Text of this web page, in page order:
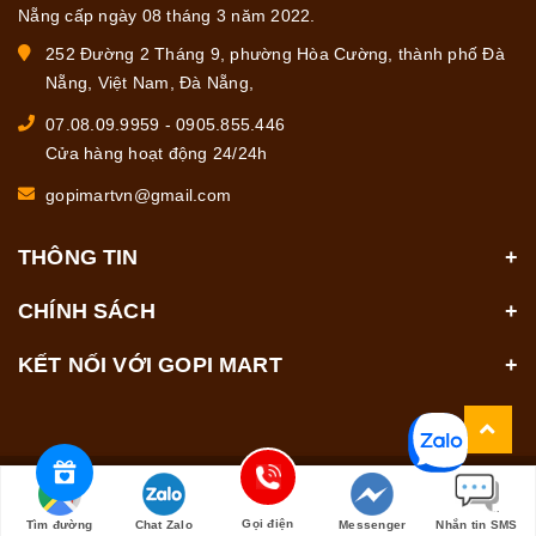
Nẵng cấp ngày 08 tháng 3 năm 2022.
252 Đường 2 Tháng 9, phường Hòa Cường, thành phố Đà
Nẵng, Việt Nam, Đà Nẵng,
07.08.09.9959 - 0905.855.446
Cửa hàng hoạt động 24/24h
gopimartvn@gmail.com
THÔNG TIN
CHÍNH SÁCH
KẾT NỐI VỚI GOPI MART
© Bản quyền thuộc về
GOPI MART
Cung cấp bởi
Tìm đường Chat Zalo Gọi điện Messenger Nhắn tin SMS